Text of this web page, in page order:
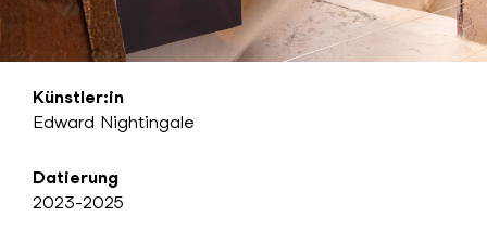
Künstler:in
Edward Nightingale
Datierung
2023-2025